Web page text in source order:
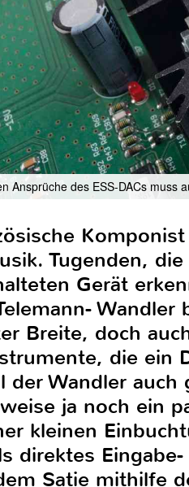
Ansprüche des ESS-DACs muss
für die Lautstärke, eine für Mute und eine zur Auswahl des Eingangs. Dennoch lassen sich durch Kombinationen auch verschiedene weitere Einstellungen vornehmen. Dazu wird zusätzlich das Display des Satie benötigt und auch im normalen Spielbetrieb dient das Dot-Matrix- Display zur Übermittlung wissenswerter Informationen wie Quelle, Abtastrate und natürlich Lautstärke. Zu mitteilungsfreudig gibt sich der DAC dann aber doch nicht, denn nach zehn Sekunden erlischt die Anzeige automatisch, bis ein neuer Befehl gegeben wird. Dies geschieht beim Satie ganz im Sinne des Klangs, denn so werden etwaige Beeinflussungen des Displays auf die Elektronik minimiert. Auch die rote Farbe der Dot-Matrix dient dem gleichen Zweck, denn dabei ist die Schaltfrequenz am niedrigsten und auch der Stromverbrauch ist dabei so gering wie möglich. Letztlich ist das Display noch durch sogenannte iCoupler vom Rest des Gerätes isoliert. Anders als beim auf Modulkarten basierende Telemann wurde beim Satie auf eine Lösung mit nur einer einzigen Platine gesetzt. Beste Ergebnisse setzen hier eine besonders sorgfältige Konstruktion voraus, und während der Entwicklung musste hin und wieder schon einmal eine Sektion komplett neu entworfen werden, da das Ergebnis dem hohen Anspruch von Linnenberg zunächst nicht gerecht wurde. Erneut steht alles im Zeichen optimaler Messwerte und besten Klangs, weshalb der Satie vollständig symmetrisch aufgebaut ist. Neben der analogen Ausgangsstufe gilt dies auch für den digitalen Bereich. So kann einem als Technikfan schon ein wenig das Wasser im Mund zusammenlaufen, wenn man sich das akkurat bestückte Board im Innern anschaut. Dabei wird jeder DAC von Hand im Werk in Schwerte bestückt. Echter Manufakturbetrieb eben. Ebenso wie bei der perfektionistischen Arbeit im Innern wurde auch beim Gehäuse auf hohe Qualität geachtet. Die Materialstärken sind durchweg recht üppig und die Spaltmaße minimal. Das führt zu seinem sehr stabilen Gerät. Auch der Druckpunkt der einzigen vorhandenen Taste ist gut gelungen, wobei die Uneinigkeit der Nutzer und daraus resultierende Kritik an eben solchen Dingen ja Gründe dafür sind, das Linnenberg auf Regler und Knöpfe weitestgehend